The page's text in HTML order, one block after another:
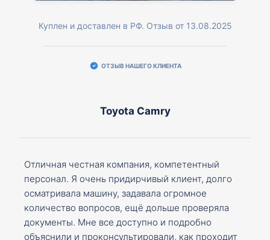
Куплен и доставлен в РФ. Отзыв от 13.08.2025
ОТЗЫВ НАШЕГО КЛИЕНТА
Toyota Camry
Отличная честная компания, компетентный
персонал. Я очень придирчивый клиент, долго
осматривала машину, задавала огромное
количество вопросов, ещё дольше проверяла
документы. Мне все доступно и подробно
объяснили и проконсультировали, как проходит